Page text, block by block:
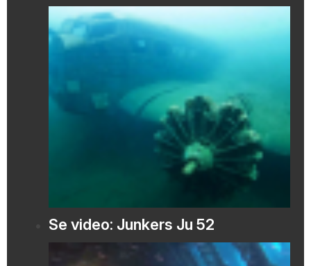
Se video: Junkers Ju 52